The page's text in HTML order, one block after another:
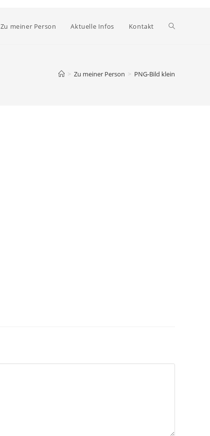
Zu meiner Person Aktuelle Infos Kontakt Website-
> Zu meiner Person > PNG-Bild klein